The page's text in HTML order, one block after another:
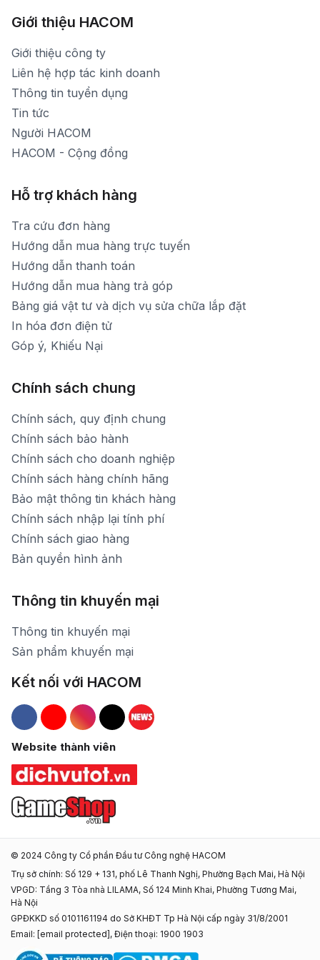
Thời gian mở cửa: Từ 8h30-19h hàng ngày
Xem bản đồ đường đi
1900 1903 (máy lẻ 159) -(028)73000322
1900 1903 (máy lẻ 160)
[email protected]
Thời gian mở cửa: Từ 8h30-20h hàng ngày
Giới thiệu HACOM
Giới thiệu công ty
Liên hệ hợp tác kinh doanh
Thông tin tuyển dụng
Tin tức
Người HACOM
HACOM - Cộng đồng
Hỗ trợ khách hàng
Tra cứu đơn hàng
Hướng dẫn mua hàng trực tuyến
Hướng dẫn thanh toán
Hướng dẫn mua hàng trả góp
Bảng giá vật tư và dịch vụ sửa chữa lắp đặt
In hóa đơn điện tử
Góp ý, Khiếu Nại
Chính sách chung
Chính sách, quy định chung
Chính sách bảo hành
Chính sách cho doanh nghiệp
Chính sách hàng chính hãng
Bảo mật thông tin khách hàng
Chính sách nhập lại tính phí
Chính sách giao hàng
Bản quyền hình ảnh
Thông tin khuyến mại
Thông tin khuyến mại
Sản phẩm khuyến mại
Kết nối với HACOM
Hacom Facebook
Hacom YouTube
Hacom Instagram
Hacom TikTok
Website thành viên
© 2024 Công ty Cổ phần Đầu tư Công nghệ HACOM
Trụ sở chính: Số 129 + 131, phố Lê Thanh Nghị, Phường Bạch Mai, Hà Nội
VPGD: Tầng 3 Tòa nhà LILAMA, Số 124 Minh Khai, Phường Tương Mai,
Hà Nội
GPĐKKD số 0101161194 do Sở KHĐT Tp Hà Nội cấp ngày 31/8/2001
Email: [email protected] , Điện thoại: 1900 1903